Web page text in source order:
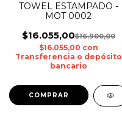
TOWEL ESTAMPADO -
MOT 0002
$16.055,00$16.900,00
$16.055,00 con
Transferencia o depósito
bancario